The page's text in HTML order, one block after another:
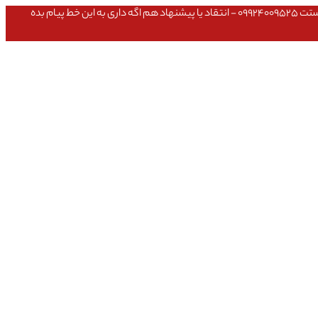
عشق داداش قیمتای سایت به روزه،خرید عمده داشتی یا مشکلی تو خرید از سایت ۰۹۱۰۹۸۰۸۵۶۵- مشکلی بعد از خریدت داشتی ۰۹۱۹۱۴۹۳۵۴۶ - پیگیری ارسال بستت ۰۹۹۲۴۰۰۹۵۲۵ - انتقاد یا پیشنهاد هم اگه داری به این خط پیام بده